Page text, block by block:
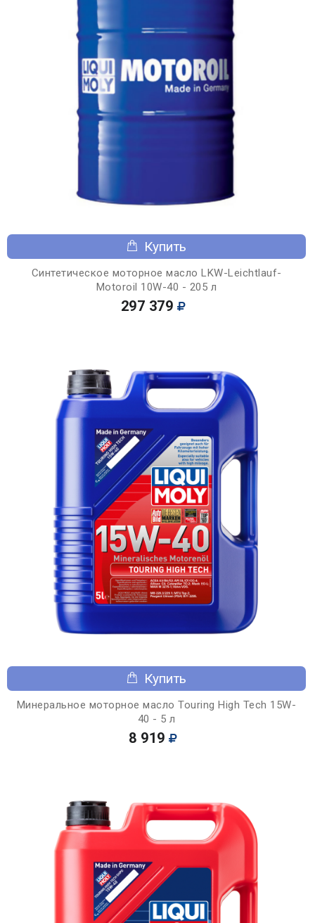
Купить
Синтетическое моторное масло LKW-Leichtlauf-
Motoroil 10W-40 - 205 л
297 379
Купить
Минеральное моторное масло Touring High Tech 15W-
40 - 5 л
8 919